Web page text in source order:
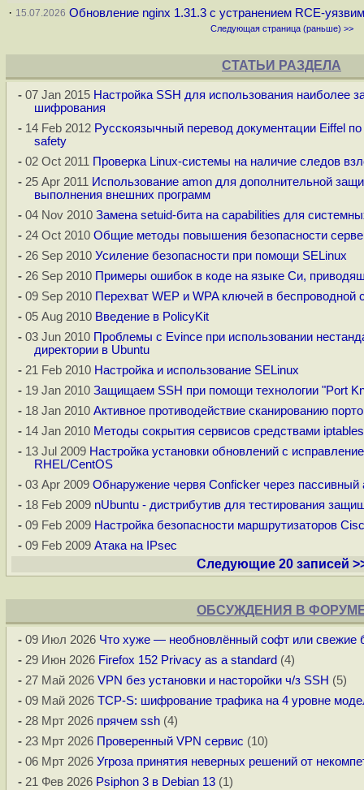
· 15.07.2026 Обновление nginx 1.31.3 с устранением RCE-
Следующая страница (раньше) >>
СТАТЬИ РАЗДЕЛА
-07 Jan 2015 Настройка SSH для использования наиболее
шифрования
-14 Feb 2012 Русскоязычный перевод документации Eiffel по
safety
-02 Oct 2011
Проверка Linux-системы на наличие следов
-25 Apr 2011
Использование amon для дополнительной
выполнения внешних программ
-04 Nov 2010 Замена setuid-бита на capabilities для
-24 Oct 2010 Общие методы повышения безопасности
-26 Sep 2010 Усиление безопасности при помощи SELinux
-26 Sep 2010 Примеры ошибок в коде на языке Cи,
-09 Sep 2010 Перехват WEP и WPA ключей в
-05 Aug 2010 Введение в PolicyKit
-03 Jun 2010 Проблемы с Evince при использовании
директории в Ubuntu
-21 Feb 2010 Настройка и использование SELinux
-19 Jan 2010 Защищаем SSH при помощи технологии "Port
-18 Jan 2010 Активное противодействие сканированию
-14 Jan 2010 Методы сокрытия сервисов средствами
-13 Jul 2009 Настройка установки обновлений с
RHEL/CentOS
-03 Apr 2009 Обнаружение червя Conficker через пассивный
-18 Feb 2009 nUbuntu - дистрибутив для тестирования
-09 Feb 2009 Настройка безопасности маршрутизаторов
-09 Feb 2009 Атака на IPsec
Следующие 20 записей
ОБСУЖДЕНИЯ В
-09 Июл 2026 Что хуже — необновлённый софт или свежие
-29 Июн 2026 Firefox 152 Privacy as a standard (4)
-27 Май 2026 VPN без установки и насторойки ч/з SSH (5)
-09 Май 2026 TCP-S: шифрование трафика на 4 уровне
-28 Мрт 2026 прячем ssh(4)
-23 Мрт 2026 Проверенный VPN сервис (10)
-06 Мрт 2026 Угроза принятия неверных решений от
-21 Фев 2026 Psiphon 3 в Debian 13(1)